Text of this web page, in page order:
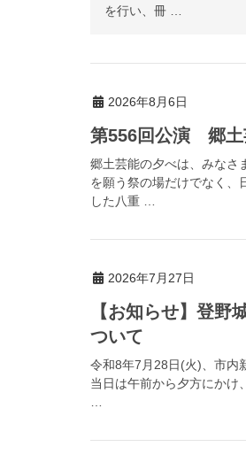
を行い、冊 …
2026年8月6日
第556回公演 郷
郷土芸能の夕べは、みなさ
を願う祭の場だけでなく、
した八重 …
2026年7月27日
【お知らせ】登野
ついて
令和8年7月28日(火)、市内
当日は午前から夕方にかけ